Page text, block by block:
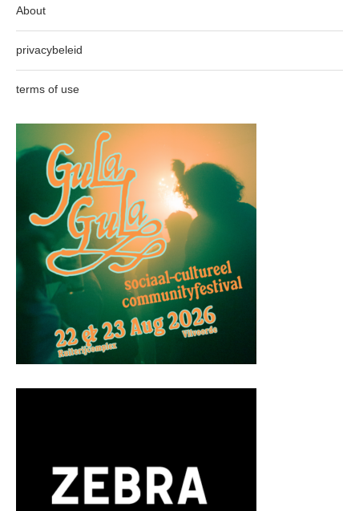
About
privacybeleid
terms of use